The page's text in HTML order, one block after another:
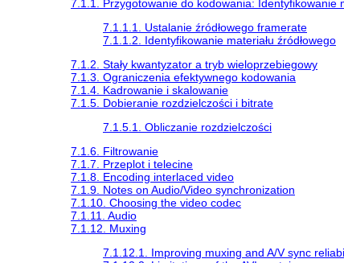
7.1.1. Przygotowanie do kodowania: Identyfikowanie
7.1.1.1. Ustalanie źródłowego framerate
7.1.1.2. Identyfikowanie materiału źródłowego
7.1.2. Stały kwantyzator a tryb wieloprzebiegowy
7.1.3. Ograniczenia efektywnego kodowania
7.1.4. Kadrowanie i skalowanie
7.1.5. Dobieranie rozdzielczości i bitrate
7.1.5.1. Obliczanie rozdzielczości
7.1.6. Filtrowanie
7.1.7. Przeplot i telecine
7.1.8. Encoding interlaced video
7.1.9. Notes on Audio/Video synchronization
7.1.10. Choosing the video codec
7.1.11. Audio
7.1.12. Muxing
7.1.12.1. Improving muxing and A/V sync